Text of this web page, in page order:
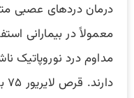
درمان دردهای عصبی
معمولاً در بیمارانی
مداوم درد نوروپاتیک